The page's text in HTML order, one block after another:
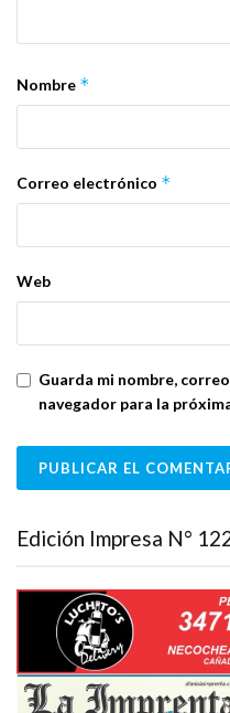
Nombre *
Correo electrónico *
Web
Guarda mi nombre,
navegador para la
Edición Impresa N°